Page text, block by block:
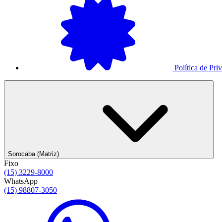
Política de
Sorocaba (Matriz)
Fixo
(15) 3229-8000
WhatsApp
(15) 98807-3050